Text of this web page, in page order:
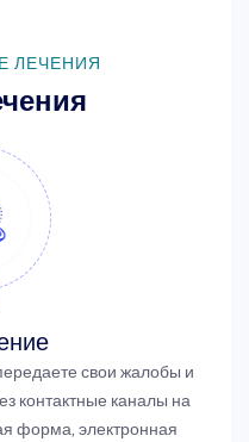
ЛЕЧЕНИЯ
свои жалобы и
контактные каналы на
форма, электронная